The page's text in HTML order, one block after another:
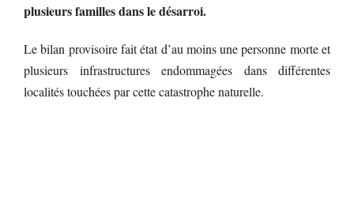
plusieurs familles dans le désarroi.
Le bilan provisoire fait état d’au moins une personne morte et
plusieurs infrastructures endommagées dans différentes
localités touchées par cette catastrophe naturelle.